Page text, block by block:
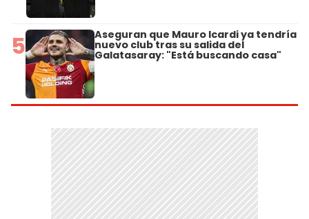
5 Aseguran que Mauro Icardi ya tendría
nuevo club tras su salida del
Galatasaray: "Está buscando casa"